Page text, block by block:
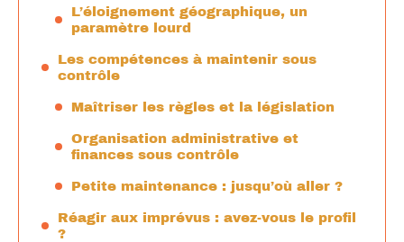
L’éloignement géographique, un
paramètre lourd
Les compétences à maintenir sous
contrôle
Maîtriser les règles et la législation
Organisation administrative et
finances sous contrôle
Petite maintenance : jusqu’où aller ?
Réagir aux imprévus : avez-vous le profil
?